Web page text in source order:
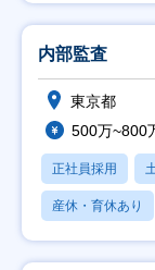
内部監査
東京都
500万~800
正社員採用
産休・育休あり